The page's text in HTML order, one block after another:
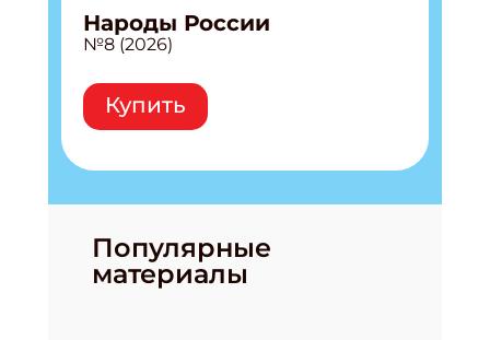
Народы России
№8 (2026)
Купить
Популярные
материалы
Укажите Ваш Email